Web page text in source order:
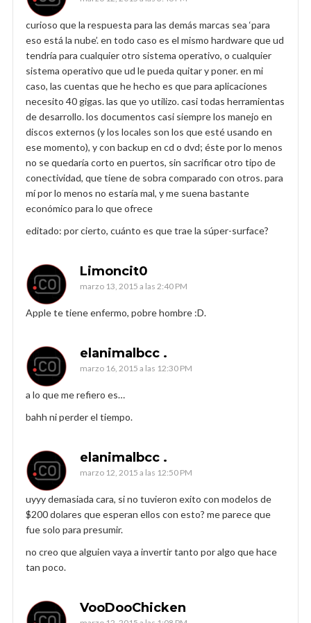
curioso que la respuesta para las demás marcas sea ‘para
eso está la nube’. en todo caso es el mismo hardware que ud
tendría para cualquier otro sistema operativo, o cualquier
sistema operativo que ud le pueda quitar y poner. en mi
caso, las cuentas que he hecho es que para aplicaciones
necesito 40 gigas. las que yo utilizo. casi todas herramientas
de desarrollo. los documentos casi siempre los manejo en
discos externos (y los locales son los que esté usando en
ese momento), y con backup en cd o dvd; éste por lo menos
no se quedaría corto en puertos, sin sacrificar otro tipo de
conectividad, que tiene de sobra comparado con otros. para
mí por lo menos no estaría mal, y me suena bastante
económico para lo que ofrece
editado: por cierto, cuánto es que trae la súper-surface?
Limoncit0
marzo 13, 2015 a las 2:40 PM
Apple te tiene enfermo, pobre hombre :D.
elanimalbcc .
marzo 16, 2015 a las 12:30 PM
a lo que me refiero es…
bahh ni perder el tiempo.
elanimalbcc .
marzo 12, 2015 a las 12:50 PM
uyyy demasiada cara, si no tuvieron exito con modelos de
$200 dolares que esperan ellos con esto? me parece que
fue solo para presumir.
no creo que alguien vaya a invertir tanto por algo que hace
tan poco.
VooDooChicken